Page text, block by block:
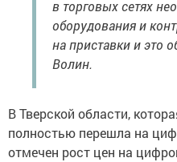
в торговых сетях
оборудования и
на приставки и это
Волин.
В Тверской области,
полностью перешла на
отмечен рост цен на